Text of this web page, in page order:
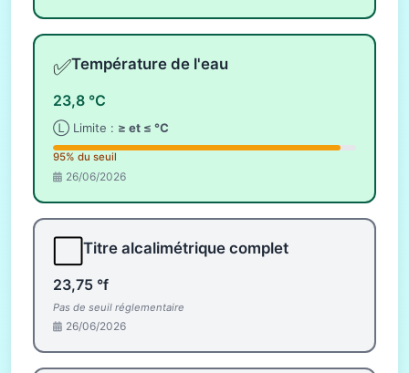
✅Température de l'eau
23,8 °C
Ⓛ Limite : ≥ et ≤ °C
95% du seuil
26/06/2026
Titre alcalimétrique complet
23,75 °f
Pas de seuil réglementaire
26/06/2026